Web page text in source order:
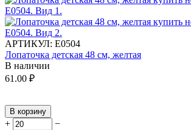
АРТИКУЛ: Е0504
Лопаточка детская 48 см, желтая
В наличии
61.00 ₽
В корзину
+ −